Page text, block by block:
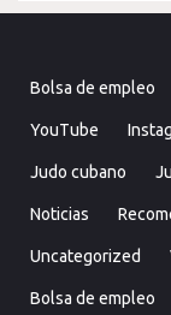
Bolsa de empleo
YouTube
Judo cubano
Noticias
Uncategorized
Bolsa de empleo